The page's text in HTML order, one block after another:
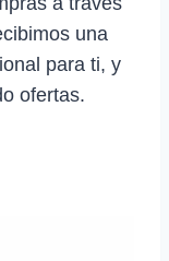
una
para ti, y
ofertas.